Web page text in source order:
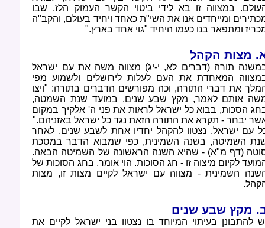
במצווה זו בא לידי ביטוי הקשר העמוק הלז, שבו
ומייחדים אנו את השי"ת כאחד ויחיד בעולם, והקב"ה
ומתפאר בנו כעמו היחיד "גוי אחד בארץ".
מצות הקהל
תורה (דברים לא, י-יג) מצווה משה את עם ישראל
המאחדת את העם לעלות לירושלים ולשמוע מפי
את דברי התורה, וכה מפורשים הדברים בתורה: "ויצו
אותם לאמר, מקץ שבע שנים, במועד שנת השמטה,
הסכות, בבוא כל ישראל לראות את פני ה' אלקיך במקום
יבחר - תקרא את התורה הזאת נגד כל ישראל באזניהם".
עם ישראל, נצטוו להקהל יחדיו אחת לשבע שנים, לאחר
השמיטה, בשנה השמינית, כפי שמבוא הדבר במסכת
(דף מ"א) - שהיא השנה הראשונה של השמיטה הבאה.
לקיום מיצוה זו - חג הסוכות. הוי אומר, בחג הסוכות של
השמינית - מצווה עם ישראל לקיים מצות זו, מצות
.
מקץ שבע שנים
להתבונן בעיתוי המיוחד בו נצטוו בני ישראל לקיים את